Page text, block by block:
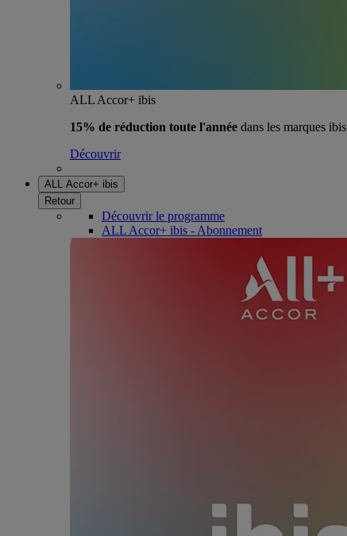
ALL Accor+ ibis
15% de réduction toute l'année dans les marques ibis
Découvrir
ALL Accor+ ibis
Retour
Découvrir le programme
ALL Accor+ ibis - Abonnement